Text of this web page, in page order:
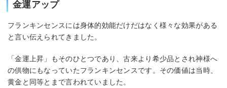
金運アップ
フランキンセンスには身体的効能だけだはなく様々な効果がある
と言い伝えられてきました。
「金運上昇」もそのひとつであり、古来より希少品とされ神様へ
の供物にもなっていたフランキンセンスです。その価値は当時、
黄金と同等とまで言われていました。